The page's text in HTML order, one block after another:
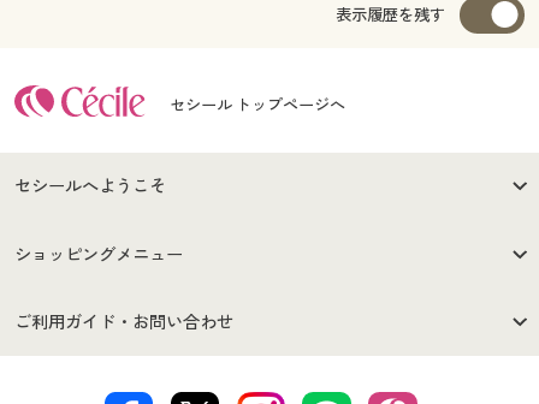
表示履歴を残す
セシール トップページへ
セシールへようこそ
はじめての方へ
セシールご利用規約
ショッピングメニュー
商品カテゴリ
ご利用ガイド・お問い合わせ